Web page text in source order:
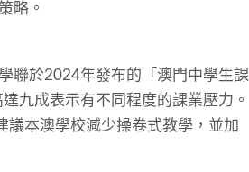
略。
聯於2024年發布的「澳門中學生課
九成表示有不同程度的課業壓力。
議本澳學校減少操卷式教學，並加